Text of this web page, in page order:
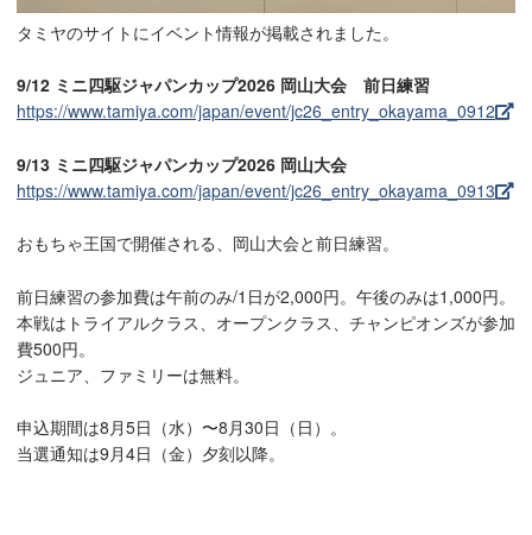
タミヤのサイトにイベント情報が掲載されました。
9/12 ミニ四駆ジャパンカップ2026 岡山大会 前日練習
https://www.tamiya.com/japan/event/jc26_entry_okayama_0912
9/13 ミニ四駆ジャパンカップ2026 岡山大会
https://www.tamiya.com/japan/event/jc26_entry_okayama_0913
おもちゃ王国で開催される、岡山大会と前日練習。
前日練習の参加費は午前のみ/1日が2,000円。午後のみは1,000円。
本戦はトライアルクラス、オープンクラス、チャンピオンズが参加
費500円。
ジュニア、ファミリーは無料。
申込期間は8月5日（水）〜8月30日（日）。
当選通知は9月4日（金）夕刻以降。